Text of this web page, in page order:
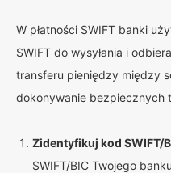
W płatności SWIFT banki
SWIFT do wysyłania i
transferu pieniędzy między
dokonywanie bezpiecznych
Zidentyfikuj kod SWIFT/
SWIFT/BIC Twojego